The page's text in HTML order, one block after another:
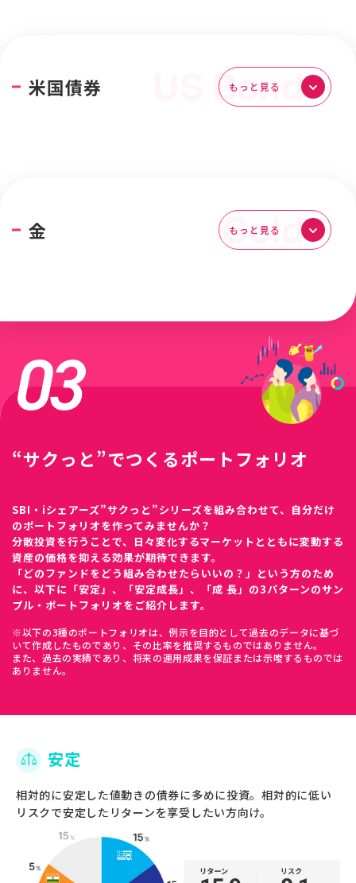
米国債券 もっと見る
金 もっと見る
03
“サクっと”でつくるポートフォリオ
SBI・iシェアーズ”サクっと”シリーズを組み合わせて、自分だけ
のポートフォリオを作ってみませんか？
分散投資を行うことで、日々変化するマーケットとともに変動する
資産の価格を抑える効果が期待できます。
「どのファンドをどう組み合わせたらいいの？」という方のため
に、以下に「安定」、「安定成長」、「成 長」の3パターンのサン
プル・ポートフォリオをご紹介します。
※以下の3種のポートフォリオは、例示を目的として過去のデータに基づ
いて作成したものであり、その比率を推奨するものではありません。
また、過去の実績であり、将来の運用成果を保証または示唆するものでは
ありません。
安定
相対的に安定した値動きの債券に多めに投資。相対的に低い
リスクで安定したリターンを享受したい方向け。